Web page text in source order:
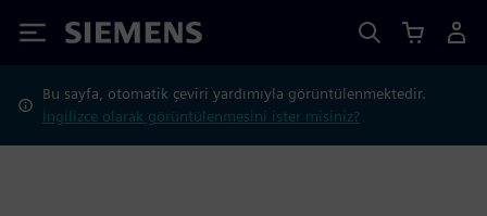
Siemens
Bu sayfa, otomatik çeviri yardımıyla görüntülenmektedir.
İngilizce olarak görüntülenmesini ister misiniz?